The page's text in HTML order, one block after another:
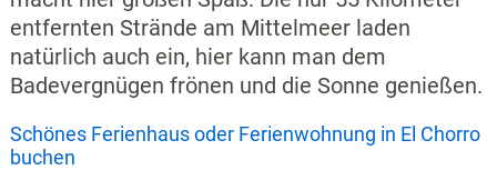
entfernten Strände am Mittelmeer laden
natürlich auch ein, hier kann man dem
Badevergnügen frönen und die Sonne genießen.
Schönes Ferienhaus oder Ferienwohnung in El Chorro
buchen